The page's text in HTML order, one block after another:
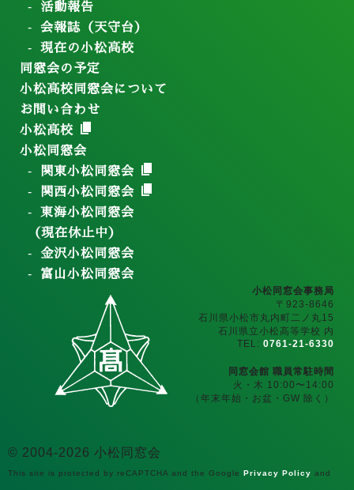
活動報告
会報誌（天守台）
現在の小松高校
同窓会の予定
小松高校同窓会について
お問い合わせ
小松高校
小松同窓会
関東小松同窓会
関西小松同窓会
東海小松同窓会
（現在休止中）
金沢小松同窓会
富山小松同窓会
小松同窓会事務局
〒923-8646
石川県小松市丸内町二ノ丸15
石川県立小松高等学校 内
TEL: 0761-21-6330
同窓会館 職員常駐時間
火・木 10:00〜14:00
（年末年始・お盆・GW 除く）
© 2004-2026 小松同窓会
This site is protected by reCAPTCHA and the Google Privacy Policy and